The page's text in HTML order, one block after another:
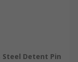
Steel Detent Pin